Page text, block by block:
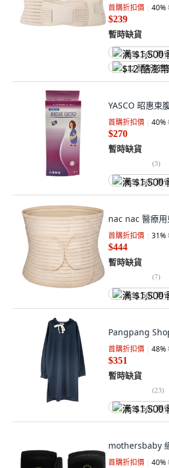
首購折扣價 40%
$239
暫時缺貨
满 $1,500 再
$12 酷澎幣回
YASCO 昭惠束
首購折扣價 40%
$270
暫時缺貨
(3)
满 $1,500 再
nac nac 醫療
首購折扣價 31%
$444
暫時缺貨
(7)
满 $1,500 再
Pangpang
首購折扣價 48%
$351
暫時缺貨
(23)
满 $1,500 再
mothersbaby
首購折扣價 40%